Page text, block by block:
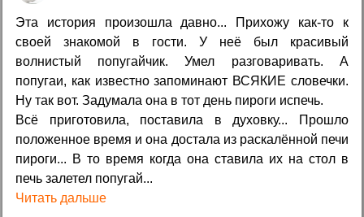
Эта история произошла давно... Прихожу как-то к
своей знакомой в гости. У неё был красивый
волнистый попугайчик. Умел разговаривать. А
попугаи, как известно запоминают ВСЯКИЕ словечки.
Ну так вот. Задумала она в тот день пироги испечь.
Всё приготовила, поставила в духовку... Прошло
положенное время и она достала из раскалённой печи
пироги... В то время когда она ставила их на стол в
печь залетел попугай...
Читать дальше